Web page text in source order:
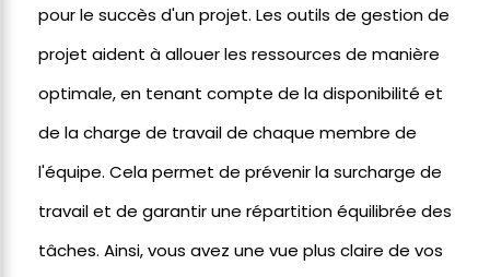
pour le succès d'un projet. Les outils de gestion de
projet aident à allouer les ressources de manière
optimale, en tenant compte de la disponibilité et
de la charge de travail de chaque membre de
l'équipe. Cela permet de prévenir la surcharge de
travail et de garantir une répartition équilibrée des
tâches. Ainsi, vous avez une vue plus claire de vos